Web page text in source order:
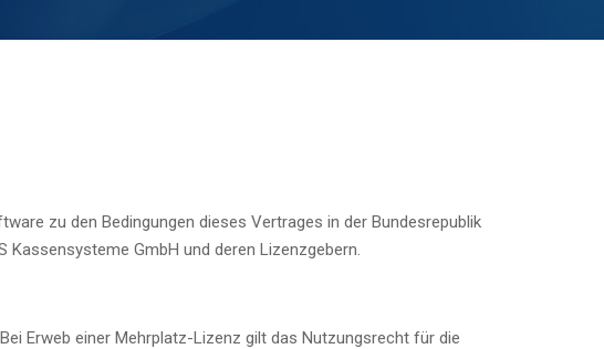
zu den Bedingungen dieses Vertrages in der Bundesrepublik
Kassensysteme GmbH und deren Lizenzgebern.
Erweb einer Mehrplatz-Lizenz gilt das Nutzungsrecht für die